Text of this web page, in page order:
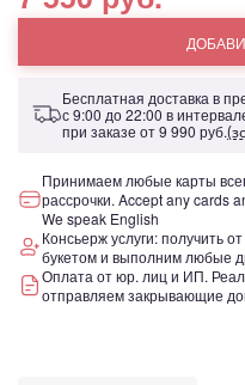
Бесплатная доставка в
с 9:00 до 22:00 в
при заказе от9 990 руб.
Принимаем любые карты
рассрочки. Accept any cards
We speak English
Консьерж услуги: получить
букетом и выполним любые
Оплата от юр. лиц и ИП.
отправляем закрывающие